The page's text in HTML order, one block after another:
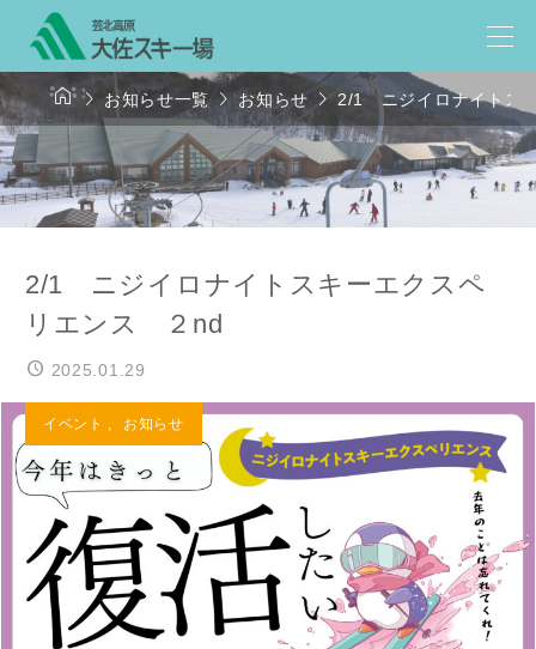
 お知らせ一覧お知らせ2/1 ニジイロナイトス
2/1 ニジイロナイトスキーエクスペ
リエンス ２nd
2025.01.29
イベント , お知らせ